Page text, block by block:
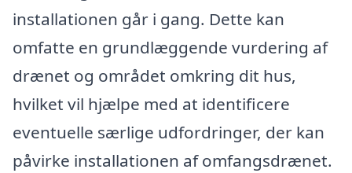
installationen går i gang. Dette kan
omfatte en grundlæggende vurdering af
drænet og området omkring dit hus,
hvilket vil hjælpe med at identificere
eventuelle særlige udfordringer, der kan
påvirke installationen af omfangsdrænet.